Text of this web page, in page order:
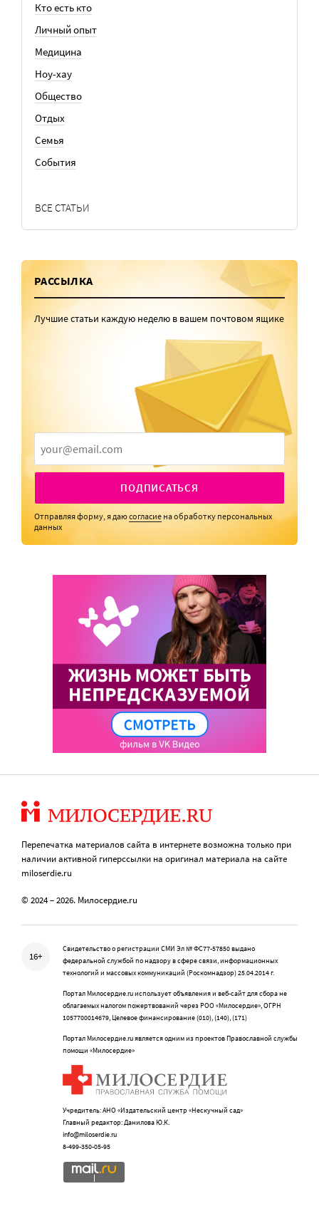
Кто есть кто
Личный опыт
Медицина
Ноу-хау
Общество
Отдых
Семья
События
ВСЕ СТАТЬИ
РАССЫЛКА
Лучшие статьи каждую неделю в вашем почтовом ящике
ПОДПИСАТЬСЯ
Отправляя форму, я даюсогласие на обработку персональных
данных
Перепечатка материалов сайта в интернете возможна только при
наличии активной гиперссылки на оригинал материала на сайте
miloserdie.ru
© 2024 – 2026. Милосердие.ru
16+
Свидетельство о регистрации СМИ Эл № ФС77-57850 выдано
федеральной службой по надзору в сфере связи, информационных
технологий и массовых коммуникаций (Роскомнадзор) 25.04.2014 г.
Портал Милосердие.ru использует объявления и веб-сайт для сбора не
облагаемых налогом пожертвований через РОО «Милосердие», ОГРН
1057700014679, Целевое финансирование (010), (140), (171)
Портал Милосердие.ru является одним из проектов Православной службы
помощи «Милосердие»
Учредитель: АНО «Издательский центр «Нескучный сад»
Главный редактор: Данилова Ю.К.
info@miloserdie.ru
8-499-350-05-95